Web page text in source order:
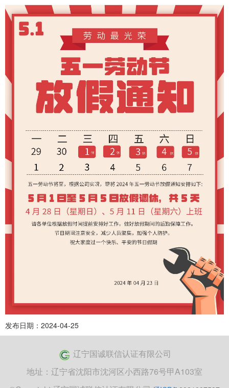
发布日期：2024-04-25
辽宁国诚联信认证有限公司
地址：辽宁省沈阳市沈河区小西路76号甲A103室